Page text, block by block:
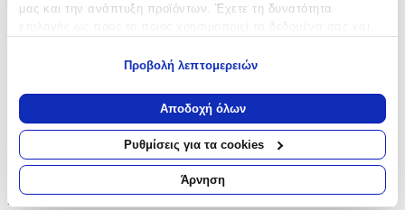
μας και την ανάπτυξη προϊόντων. Έχετε τη δυνατότητα
Να συλλέξουμε πληροφορίες σχετικά με τη γεωγραφική
σας τοποθεσία, οι οποίες μπορεί να είναι ακριβείς σε
απόσταση μερικών μέτρων
Να αναγνωρίσουμε τη συσκευή σας σαρώνοντας ενεργά
για συγκεκριμένα χαρακτηριστικά (δακτυλικό αποτύπωμα)
Μάθετε περισσότερα σχετικά με τον τρόπο επεξεργασίας των
Προβολή λεπτομερειών
Αποδοχή όλων
Ρυθμίσεις για τα cookies
Άρνηση
Χαρακτηριστικά
Αξιολογήσεις
Προς το παρόν δεν υπάρχουν άλλες αξιολογήσεις. Όταν
προστεθούν, θα εμφανιστούν εδώ.